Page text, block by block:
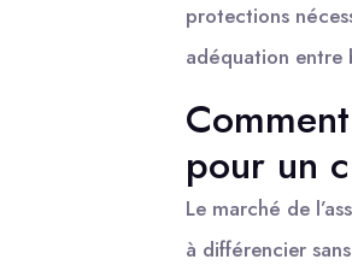
protections
adéquation entre
pour un
Le marché de
à différencier